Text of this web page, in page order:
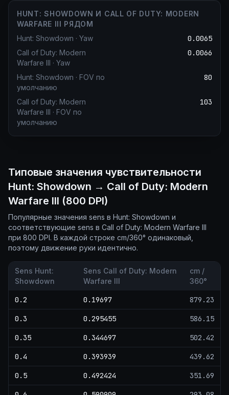
HUNT: SHOWDOWN И CALL OF DUTY: MODERN
WARFARE III РЯДОМ
Hunt: Showdown · Yaw 0.0065
Call of Duty: Modern
Warfare III · Yaw
0.0066
Hunt: Showdown · FOV по
умолчанию
80
Call of Duty: Modern
Warfare III · FOV по
умолчанию
103
Типовые значения чувствительности
Hunt: Showdown → Call of Duty: Modern
Warfare III (800 DPI)
Популярные значения sens в Hunt: Showdown и
соответствующие sens в Call of Duty: Modern Warfare III
при 800 DPI. В каждой строке cm/360° одинаковый,
поэтому движение руки идентично.
Sens Hunt:
Showdown
Sens Call of Duty: Modern
Warfare III
cm /
360°
0.2 0.19697 879.23
0.3 0.295455 586.15
0.35 0.344697 502.42
0.4 0.393939 439.62
0.5 0.492424 351.69